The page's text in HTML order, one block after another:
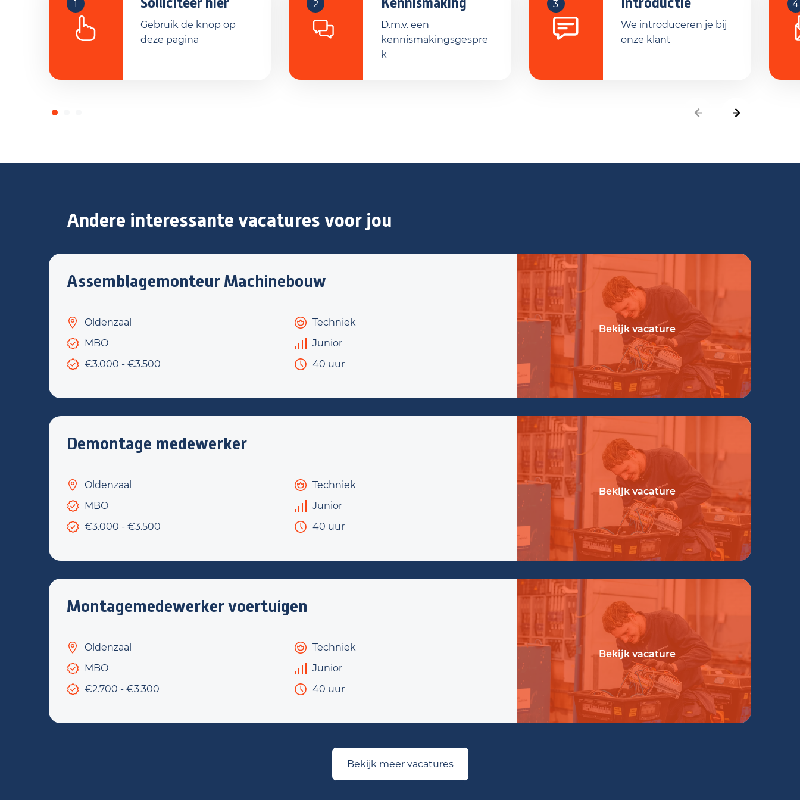
1
Gebruik de knop op
deze pagina
2
D.m.v. een
kennismakingsgespre
k
3
We introduceren je bij
onze klant
4
Andere interessante vacatures voor jou
Assemblagemonteur Machinebouw
Oldenzaal
Techniek
MBO
Junior
€3.000 - €3.500
40 uur
Bekijk vacature
Demontage medewerker
Oldenzaal
Techniek
MBO
Junior
€3.000 - €3.500
40 uur
Bekijk vacature
Montagemedewerker voertuigen
Oldenzaal
Techniek
MBO
Junior
€2.700 - €3.300
40 uur
Bekijk vacature
Bekijk meer vacatures